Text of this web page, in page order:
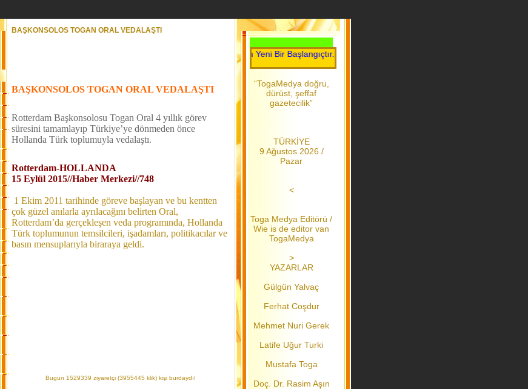
BAŞKONSOLOS TOGAN ORAL VEDALAŞTI
BAŞKONSOLOS TOGAN ORAL VEDALAŞTI
Rotterdam Başkonsolosu Togan Oral 4 yıllık görev
süresini tamamlayıp Türkiye’ye dönmeden önce
Hollanda Türk toplumuyla vedalaştı.
Rotterdam-HOLLANDA
15 Eylül 2015//Haber Merkezi//748
1 Ekim 2011 tarihinde göreve başlayan ve bu kentten
çok güzel anılarla ayrılacağını belirten Oral,
Rotterdam’da gerçekleşen veda programında, Hollanda
Türk toplumunun temsilcileri, işadamları, politikacılar ve
basın mensuplarıyla biraraya geldi.
Bugün 1529339 ziyaretçi (3955445 klik) kişi burdaydı!
Her Gün Yeni Bir Başlangıçtır.....Toga Medya.....2006 dan bu yana
“TogaMedya doğru,
dürüst, şeffaf
gazetecilik”
TÜRKİYE
9 Ağustos 2026 /
Pazar
<
Toga Medya Editörü /
Wie is de editor van
TogaMedya
>
YAZARLAR
Gülgün Yalvaç
Ferhat Coşdur
Mehmet Nuri Gerek
Latife Uğur Turki
Mustafa Toga
Doç. Dr. Rasim Aşın